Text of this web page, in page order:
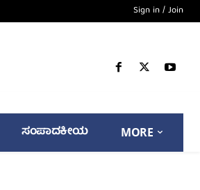
Sign in / Join
ಸಂಪಾದಕೀಯ MORE